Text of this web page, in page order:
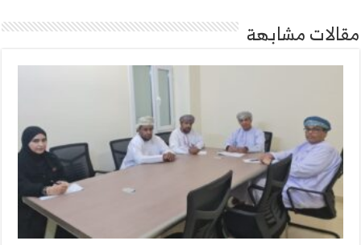
مقالات مشابهة